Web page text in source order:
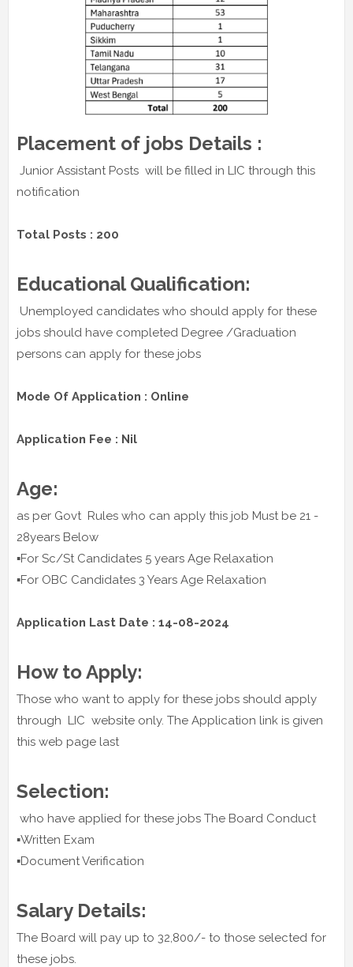
Placement of jobs Details :
Junior Assistant Posts will be filled in LIC through this
notification
Total Posts : 200
Educational Qualification:
Unemployed candidates who should apply for these
jobs should have completed Degree /Graduation
persons can apply for these jobs
Mode Of Application : Online
Application Fee : Nil
Age:
as per Govt Rules who can apply this job Must be 21 -
28years Below
▪️For Sc/St Candidates 5 years Age Relaxation
▪️For OBC Candidates 3 Years Age Relaxation
Application Last Date : 14-08-2024
How to Apply:
Those who want to apply for these jobs should apply
through LIC website only. The Application link is given
this web page last
Selection:
who have applied for these jobs The Board Conduct
▪️Written Exam
▪️Document Verification
Salary Details:
The Board will pay up to 32,800/- to those selected for
these jobs.